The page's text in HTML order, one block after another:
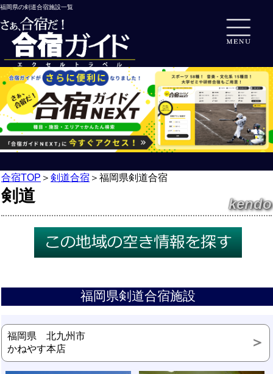
福岡県の剣道合宿施設一覧
合宿TOP ＞ 剣道合宿 ＞ 福岡県剣道合宿
剣道 kendo
福岡県剣道合宿施設
福岡県 北九州市
かねやす本店